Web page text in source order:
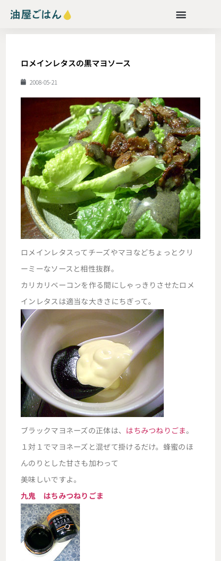
ロメインレタスの黒マヨソース
2008-05-21
ロメインレタスってチーズやマヨなどちょっとクリ
ーミーなソースと相性抜群。
カリカリベーコンを作る間にしゃっきりさせたロメ
インレタスは適当な大きさにちぎって。
ブラックマヨネーズの正体は、 はちみつねりごま。
１対１でマヨネーズと混ぜて掛けるだけ。蜂蜜のほ
んのりとした甘さも加わって
美味しいですよ。
九鬼 はちみつねりごま